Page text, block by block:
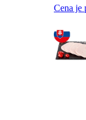
Cena je